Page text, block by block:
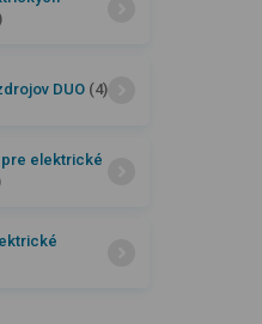
DUO (4)
elektrické